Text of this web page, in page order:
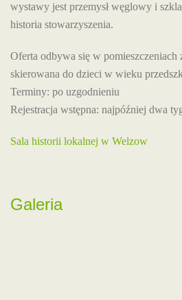
wystawy jest przemysł węglowy i
historia stowarzyszenia.
Oferta odbywa się w pomieszczeniach
skierowana do dzieci w wieku
Terminy: po uzgodnieniu
Rejestracja wstępna: najpóźniej dwa
Sala historii lokalnej w Welzow
Galeria